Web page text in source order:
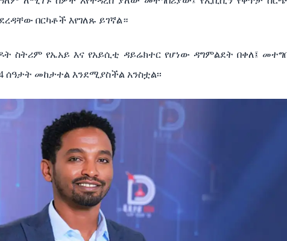
በርካቶች እየገለጹ ይገኛል።
ስትሪም የኤአይ እና የአይሲቲ ዳይሬክተር የሆነው ዳግምልደት በቀለ፤
መከታተል እንደሚያስችል አንስቷል፡፡